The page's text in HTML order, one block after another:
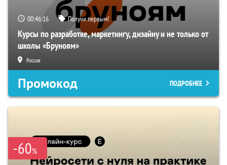
00:46:15 Получи первым!
Курсы по разработке, маркетингу, дизайну и не только от
школы «Бруноям»
Россия
Промокод ПОДРОБНЕЕ
-60%